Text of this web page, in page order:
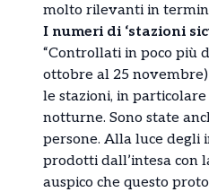
molto rilevanti in
I numeri di ‘stazioni
“Controllati in poco più
ottobre al 25
le stazioni, in
notturne. Sono state
persone. Alla luce
prodotti dall’intesa con
auspico che questo